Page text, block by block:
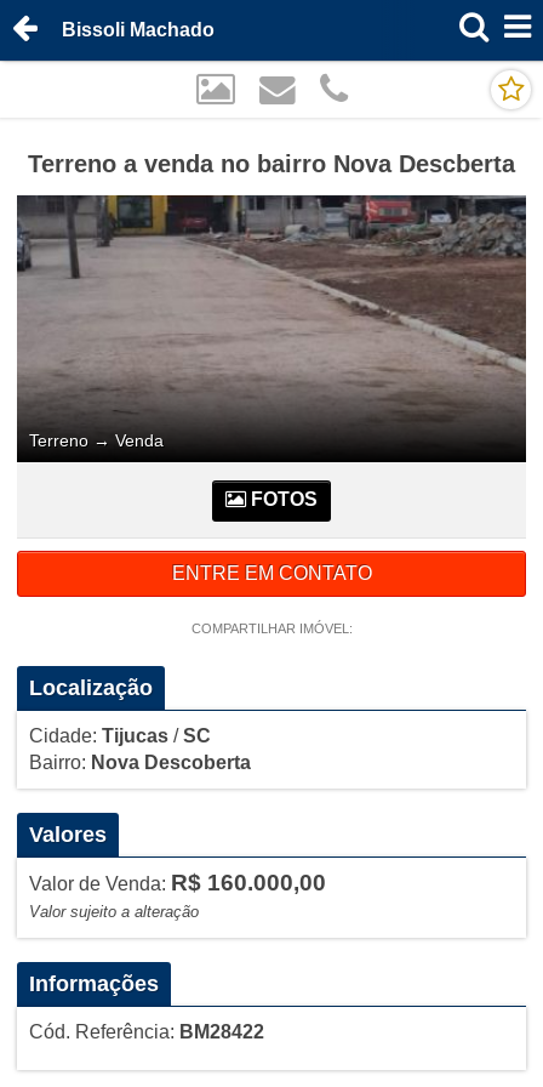
Bissoli Machado
Terreno a venda no bairro Nova Descberta
Terreno → Venda
FOTOS
ENTRE EM CONTATO
COMPARTILHAR IMÓVEL:
Localização
Cidade: Tijucas/SC
Bairro: Nova Descoberta
Valores
Valor de Venda: R$ 160.000,00
Valor sujeito a alteração
Informações
Cód. Referência: BM28422